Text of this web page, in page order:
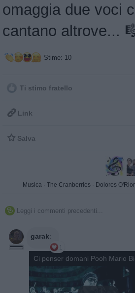
omaggia due voci
cantano altrove...
Stime: 10
Ti stimo fratello
 Link
 Salva
Musica · The Cranberries · Dolores
 Leggi i commenti precedenti...
garak:
1